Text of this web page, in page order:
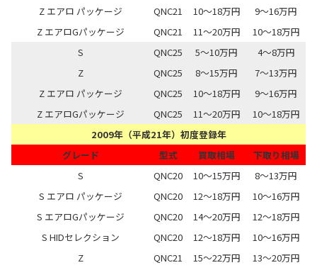
Z エアロ パッケージ
QNC21 10～18万円
9～16万円
Z エアロGパッケージ
QNC21 11～20万円
10～18万円
S
QNC25 5～10万円
4～8万円
Z
QNC25 8～15万円
7～13万円
Z エアロ パッケージ
QNC25 10～18万円
9～16万円
Z エアロGパッケージ
QNC25 11～20万円
10～18万円
2009年（平成21年）初度登録年
グレード
型式 買取相場
下取り相場
S
QNC20 10～15万円
8～13万円
S エアロ パッケージ
QNC20 12～18万円
10～16万円
S エアロGパッケージ
QNC20 14～20万円
12～18万円
S HIDセレクション
QNC20 12～18万円
10～16万円
Z
QNC21 15～22万円 13～20万円